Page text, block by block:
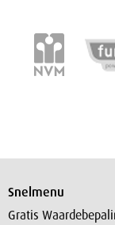
Snelmenu
Gratis